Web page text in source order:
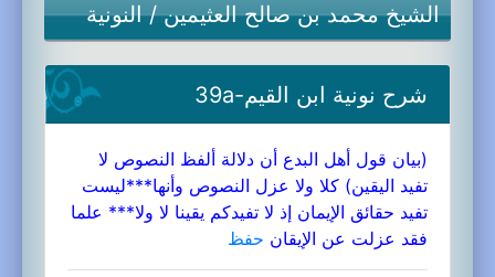
الشيخ محمد بن صالح العثيمين/النونية
شرح نونية ابن القيم-39a
(بيان قول أهل البدع أن دلالة ألفظ النصوص لا
تفيد اليقين) كلا ولا عزل النصوص وأنها***ليست
تفيد حقائق الإيمان إذ لا تفيدكم يقينا لا ولا*** علما
فقد عزلت عن الإيقان حفظ